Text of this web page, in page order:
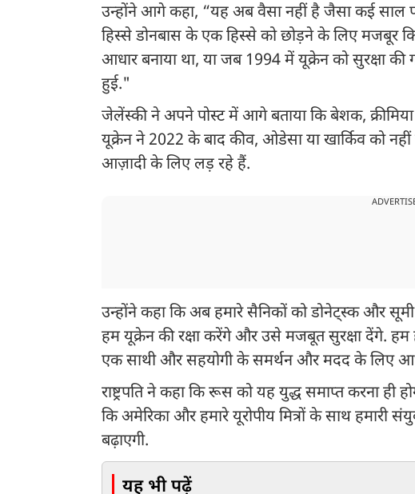
उन्होंने आगे कहा, “यह अब वैसा नहीं है जैसा कई साल
हिस्से डोनबास के एक हिस्से को छोड़ने के लिए मजबूर
आधार बनाया था, या जब 1994 में यूक्रेन को सुरक्षा की
हुई."
जेलेंस्की ने अपने पोस्ट में आगे बताया कि बेशक,
यूक्रेन ने 2022 के बाद कीव, ओडेसा या खार्किव को
आज़ादी के लिए लड़ रहे हैं.
उन्होंने कहा कि अब हमारे सैनिकों को डोनेट्स्क और
हम यूक्रेन की रक्षा करेंगे और उसे मजबूत सुरक्षा देंगे. हम
एक साथी और सहयोगी के समर्थन और मदद के लिए
राष्ट्रपति ने कहा कि रूस को यह युद्ध समाप्त करना
कि अमेरिका और हमारे यूरोपीय मित्रों के साथ
बढ़ाएगी.
यह भी पढ़ें